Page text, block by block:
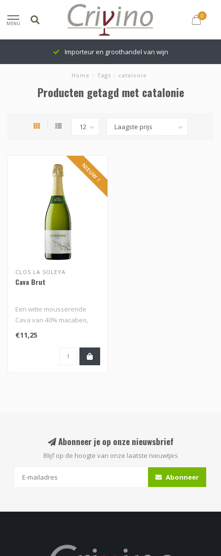
MENU
0
Importeur en groothandel van wijn
Home / Tags / catalonie
Producten getagd met catalonie
NIEUW !
CLOS LA SOLEYA
Cava Brut
Een witte mousserende
Cava van 40% macabeo,
30% parellada en 30%
€11,25
Abonneer je op onze nieuwsbrief
Blijf op de hoogte van onze laatste nieuwtjes
Abonneer